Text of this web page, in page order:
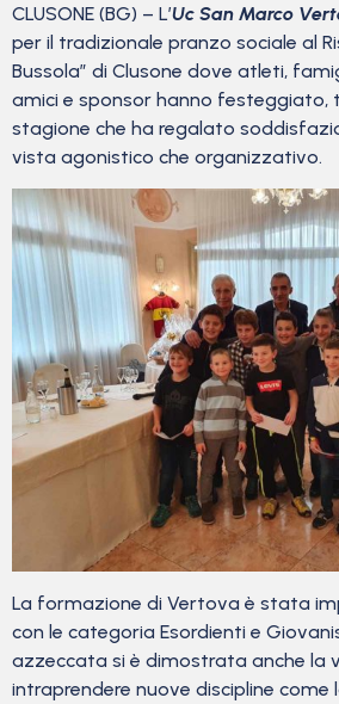
CLUSONE (BG) – L’Uc San Marco
per il tradizionale pranzo sociale al
Bussola” di Clusone dove atleti,
amici e sponsor hanno festeggiato,
stagione che ha regalato
vista agonistico che organizzativo.
La formazione di Vertova è stata
con le categoria Esordienti e
azzeccata si è dimostrata anche la
intraprendere nuove discipline come